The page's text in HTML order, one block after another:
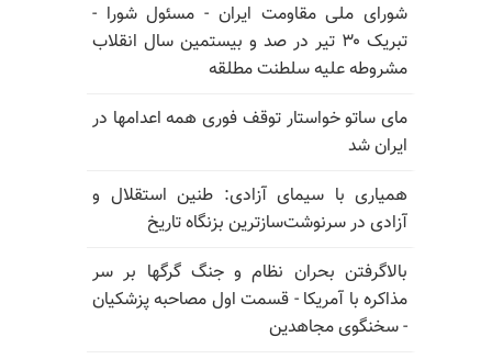
شورای ملی مقاومت ایران - مسئول شورا -
تبریک ۳۰ تیر در صد و بیستمین سال انقلاب
مشروطه علیه سلطنت مطلقه
مای ساتو خواستار توقف فوری همه اعدامها در
ایران شد
همیاری با سیمای آزادی: طنین استقلال و
آزادی در سرنوشت‌سازترین بزنگاه تاریخ
بالا‌گرفتن بحران نظام و جنگ گرگها بر سر
مذاکره با آمریکا - قسمت اول مصاحبه پزشکیان
- سخنگوی مجاهدین